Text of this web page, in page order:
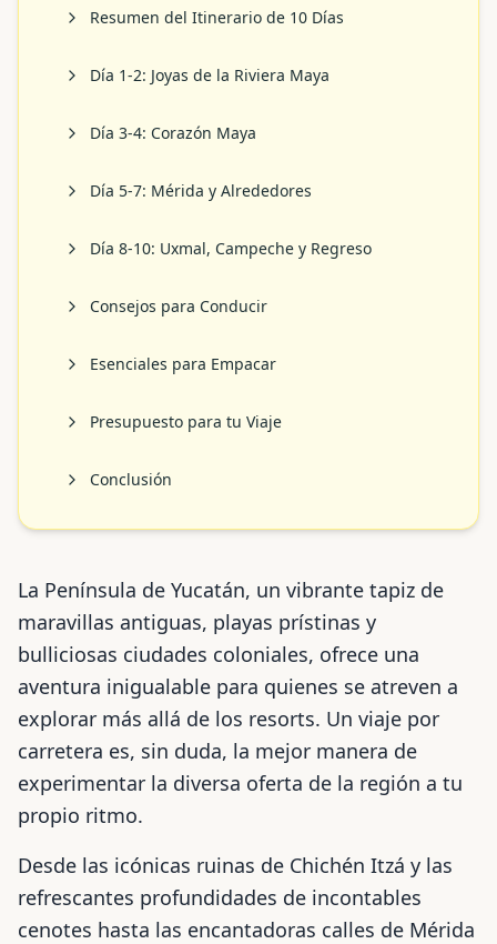
Resumen del Itinerario de 10 Días
Día 1-2: Joyas de la Riviera Maya
Día 3-4: Corazón Maya
Día 5-7: Mérida y Alrededores
Día 8-10: Uxmal, Campeche y Regreso
Consejos para Conducir
Esenciales para Empacar
Presupuesto para tu Viaje
Conclusión
La Península de Yucatán, un vibrante tapiz de
maravillas antiguas, playas prístinas y
bulliciosas ciudades coloniales, ofrece una
aventura inigualable para quienes se atreven a
explorar más allá de los resorts. Un viaje por
carretera es, sin duda, la mejor manera de
experimentar la diversa oferta de la región a tu
propio ritmo.
Desde las icónicas ruinas de Chichén Itzá y las
refrescantes profundidades de incontables
cenotes hasta las encantadoras calles de Mérida